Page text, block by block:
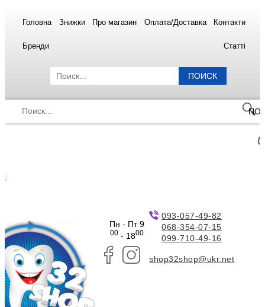
Головна Знижки Про магазин Оплата/Доставка Контакти
Бренди Статті
ПОИСК
Пн - Пт 9
00- 1800
093-057-49-82
068-354-07-15
099-710-49-16
shop32shop@ukr.net